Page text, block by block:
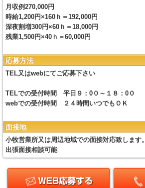
月収例270,000円
時給1,200円×160ｈ＝192,000円
深夜割増300円×60ｈ＝18,000円
残業1,500円×40ｈ＝60,000円
応募方法
TEL又はwebにてご応募下さい
TELでの受付時間 平日９：0０～１８：0０
webでの受付時間 ２４時間いつでもＯＫ
面接地
小牧営業所又は周辺地域での面接対応致します。
出張面接相談可能